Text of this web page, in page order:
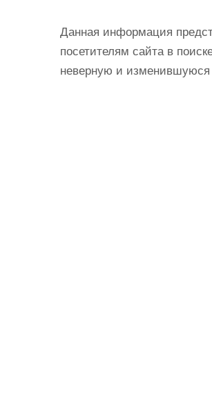
Данная информация
посетителям сайта в
неверную и изменившуюся